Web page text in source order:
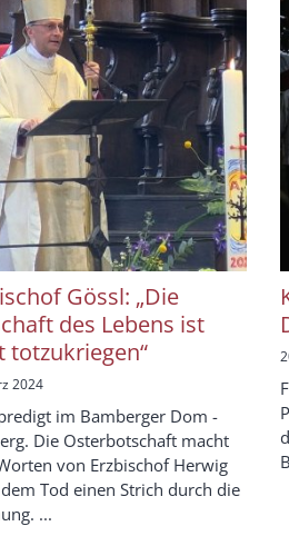
Gössl: „Die
des Lebens ist
totzukriegen“
2024
im Bamberger Dom -
Die Osterbotschaft macht
von Erzbischof Herwig
Tod einen Strich durch die
...